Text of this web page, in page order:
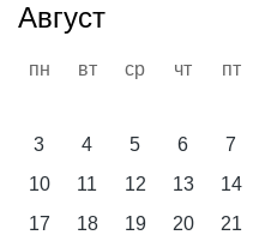
Август
пн вт ср чт пт
3
4 5 6 7
10
11 12 13 14
17
18 19 20 21